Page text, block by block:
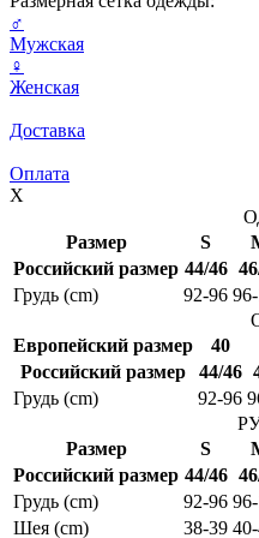
♂
Мужская
♀
Женская
Доставка
Оплата
X
Размер
S
Российский размер 44/46
Грудь (cm)
92-96
Европейский размер
40
Российский размер
44/46
Грудь (cm)
92-96
Размер
S
Российский размер 44/46
Грудь (cm)
92-96
Шея (cm)
38-39 40-